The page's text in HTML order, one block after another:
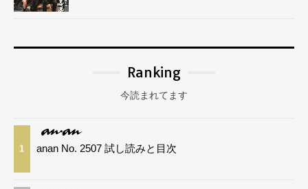
Ranking
今読まれてます
1 anan No. 2507 試し読みと目次